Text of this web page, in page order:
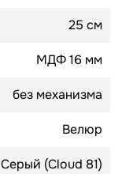
25 см
МДФ 16 мм
без механизма
Велюр
Серый (Cloud 81)